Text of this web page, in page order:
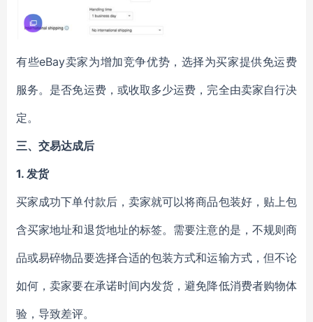
有些eBay卖家为增加竞争优势，选择为买家提供免运费
服务。是否免运费，或收取多少运费，完全由卖家自行决
定。
三、交易达成后
1. 发货
买家成功下单付款后，卖家就可以将商品包装好，贴上包
含买家地址和退货地址的标签。需要注意的是，不规则商
品或易碎物品要选择合适的包装方式和运输方式，但不论
如何，卖家要在承诺时间内发货，避免降低消费者购物体
验，导致差评。